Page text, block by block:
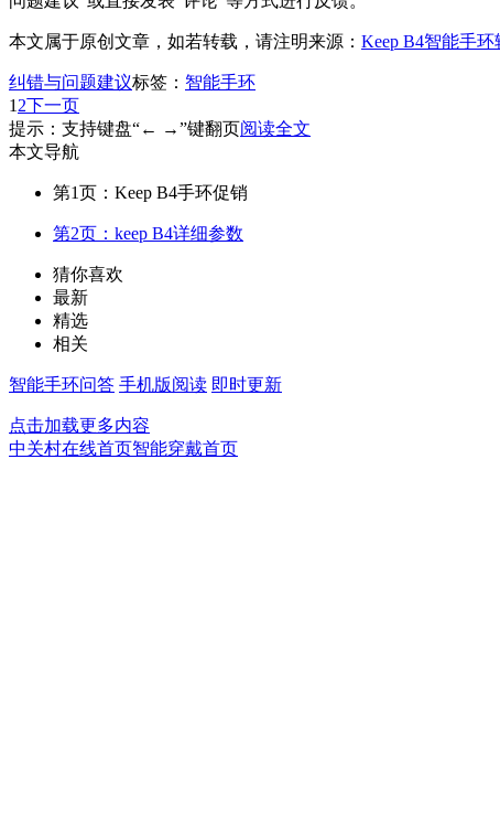
本文属于原创文章，如若转载，请注明来源： Keep B4智能手
纠错与问题建议标签： 智能手环
1 2下一页
提示：支持键盘“← →”键翻页阅读全文
本文导航
第1页：Keep B4手环促销
第2页：keep B4详细参数
猜你喜欢
最新
精选
相关
智能手环问答 手机版阅读 即时更新
点击加载更多内容
中关村在线首页智能穿戴首页